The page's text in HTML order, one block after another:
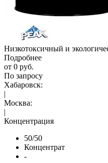
Низкотоксичный и
Подробнее
от 0 руб.
По запросу
Хабаровск:
|
Москва:
|
Концентрация
50/50
Концентрат
-